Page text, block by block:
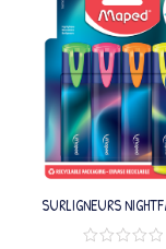
SURLIGNEURS